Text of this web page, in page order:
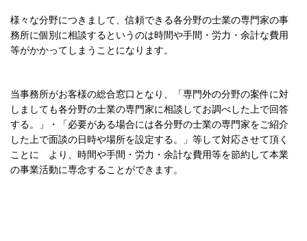
様々な分野につきまして、信頼できる各分野の士業の専門家の事
務所に個別に相談するというのは時間や手間・労力・ 余計な費用
等がかかってしまうことになります。
当事務所がお客様の総合窓口となり、「専門外の分野の案件に対
しましても各分野の士業の専門家に相談してお調べした上で回答
する。」・「必要がある場合には各分野の士業の専門家をご紹介
した上で面談の日時や場所を設定する。」等して対応させて頂く
ことに より、時間や手間・労力・余計な費用等を節約して本業
の事業活動に専念することができます。